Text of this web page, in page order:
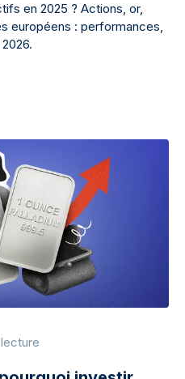
en 2025 ? Actions, or,
européens : performances,